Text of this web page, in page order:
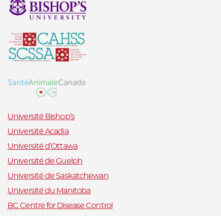
Université Bishop’s
Université Acadia
Université d’Ottawa
Université de Guelph
Université de Saskatchewan
Université du Manitoba
BC Centre for Disease Control